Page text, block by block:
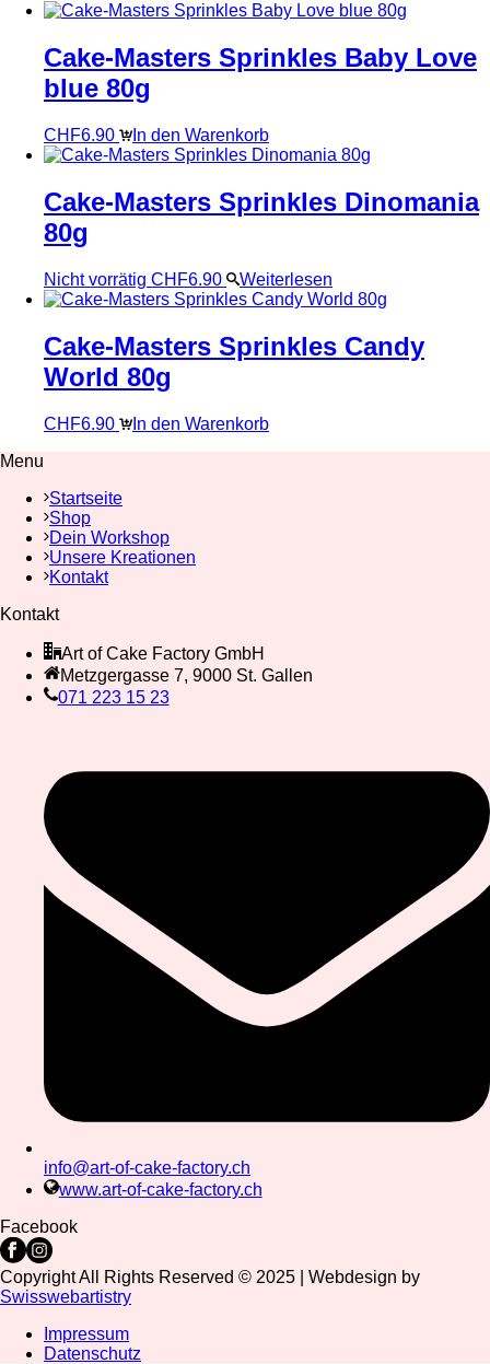
Cake-Masters Sprinkles Baby Love
blue 80g
CHF6.90 In den Warenkorb
Cake-Masters Sprinkles Dinomania
80g
Nicht vorrätig CHF6.90 Weiterlesen
Cake-Masters Sprinkles Candy
World 80g
CHF6.90
In den Warenkorb
Menu
Startseite
Shop
Dein Workshop
Unsere Kreationen
Kontakt
Kontakt
Art of Cake Factory GmbH
Metzgergasse 7, 9000 St. Gallen
071 223 15 23
info@art-of-cake-factory.ch
www.art-of-cake-factory.ch
Facebook
Copyright All Rights Reserved © 2025 | Webdesign by
Swisswebartistry
Impressum
Datenschutz